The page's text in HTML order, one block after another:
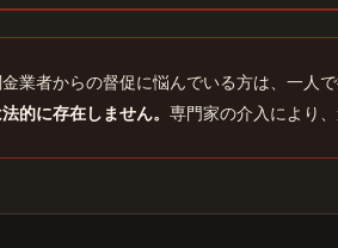
業者からの督促に悩んでいる方は、一人
的に存在しません。 専門家の介入により